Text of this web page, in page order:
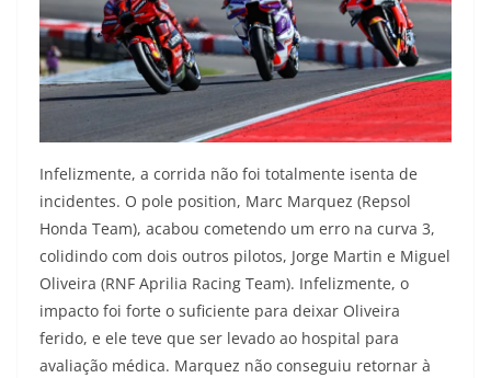
Infelizmente, a corrida não foi totalmente isenta de
incidentes. O pole position, Marc Marquez (Repsol
Honda Team), acabou cometendo um erro na curva 3,
colidindo com dois outros pilotos, Jorge Martin e Miguel
Oliveira (RNF Aprilia Racing Team). Infelizmente, o
impacto foi forte o suficiente para deixar Oliveira
ferido, e ele teve que ser levado ao hospital para
avaliação médica. Marquez não conseguiu retornar à